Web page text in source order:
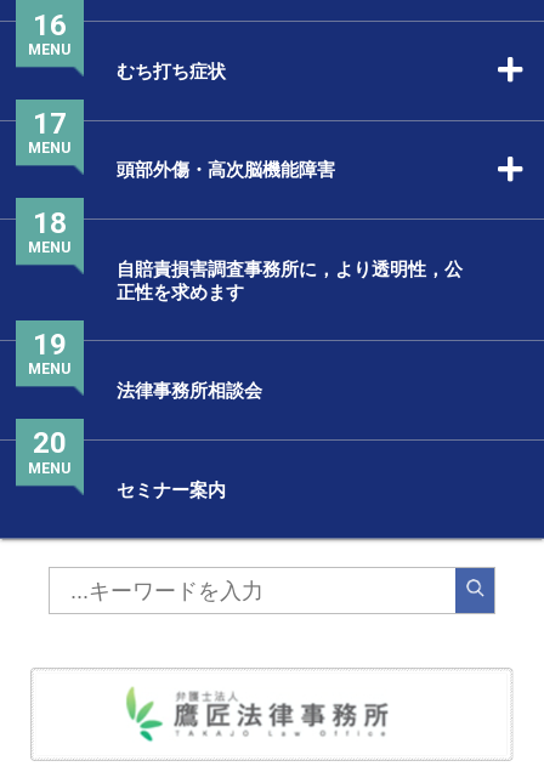
むち打ち症状
16
MENU
頭部外傷・高次脳機能障害
17
MENU
自賠責損害調査事務所に，より透明性，公
正性を求めます
18
MENU
法律事務所相談会
19
MENU
セミナー案内
20
MENU